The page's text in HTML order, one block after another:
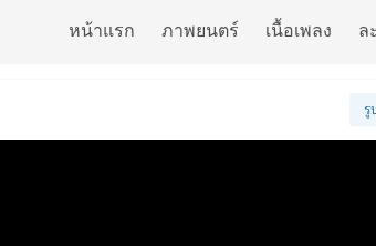
หน้าแรก ภาพยนตร์ เนื้อเพลง ล
รู